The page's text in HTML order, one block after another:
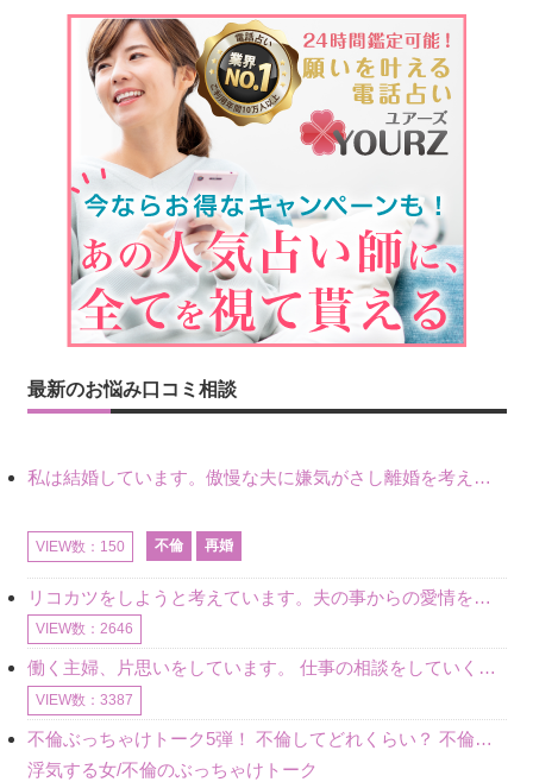
最新のお悩み口コミ相談
私は結婚しています。傲慢な夫に嫌気がさし離婚を考えていたときに、彼と出会いました。彼には恋人がいましたが、話をするうちに、夫とのことを相談するようにな
VIEW数：150 不倫 再婚
リコカツをしようと考えています。夫の事からの愛情を全く感じません。子供がいるので、子供が成長するまではと我慢しています。 まず、お金が必要だと考え、仕事の量も増やしました。ところが、夫は働かず、結局は
VIEW数：2646
働く主婦、片思いをしています。 仕事の相談をしていくうちに、彼のことを好きになりました。私には夫も子供もいます。不倫をしているわけでもなく、もちろん、この気持ちは誰にも話していません。 ラインをする関
VIEW数：3387
不倫ぶっちゃけトーク5弾！ 不倫してどれくらい？ 不倫のあれこれを、なんでもどうぞ♪♪
浮気する女/不倫のぶっちゃけトーク